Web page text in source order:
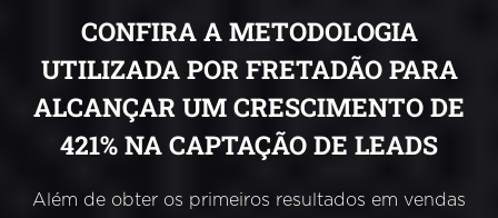
CONFIRA A METODOLOGIA
UTILIZADA POR FRETADÃO PARA
ALCANÇAR UM CRESCIMENTO DE
421% NA CAPTAÇÃO DE LEADS
Além de obter os primeiros resultados em vendas